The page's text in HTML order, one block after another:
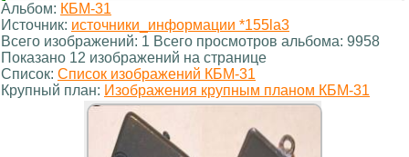
Альбом: КБМ-31
Источник: источники_информации *155la3
Всего изображений: 1 Всего просмотров альбома: 9958
Показано 12 изображений на странице
Список: Список изображений КБМ-31
Крупный план: Изображения крупным планом КБМ-31